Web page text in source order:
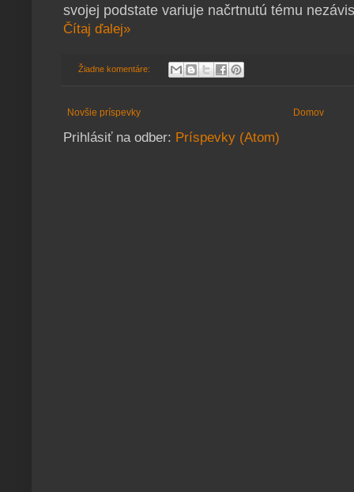
svojej podstate variuje načrtnutú tému
Čítaj ďalej»
Žiadne komentáre:
Novšie príspevky Domov
Prihlásiť na odber: Príspevky (Atom)